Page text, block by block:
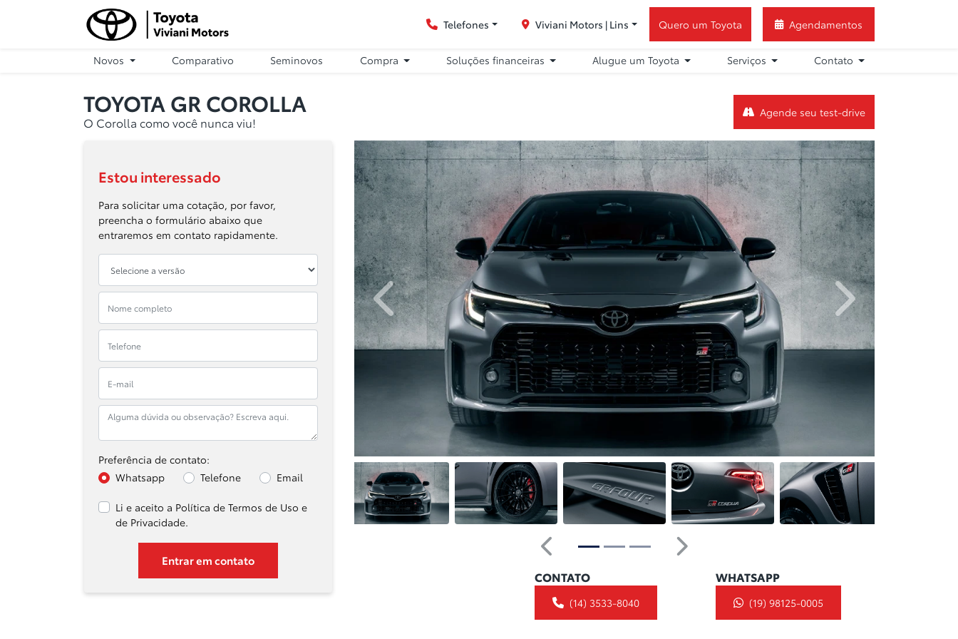
Telefones Viviani Motors | Lins Quero um Toyota Agendamentos
Novos Comparativo Seminovos Compra Soluções financeiras Alugue um Toyota Serviços Contato
TOYOTA GR COROLLA
O Corolla como você nunca viu!
Agende seu test-drive
Estou interessado
Para solicitar uma cotação, por favor,
preencha o formulário abaixo que
entraremos em contato rapidamente.
Preferência de contato:
Whatsapp
Telefone Email
Li e aceito a Política de Termos de Uso e
de Privacidade.
Entrar em contato
Anterior Próximo
Anterior
Próximo
CONTATO
(14) 3533-8040
WHATSAPP
(19) 98125-0005